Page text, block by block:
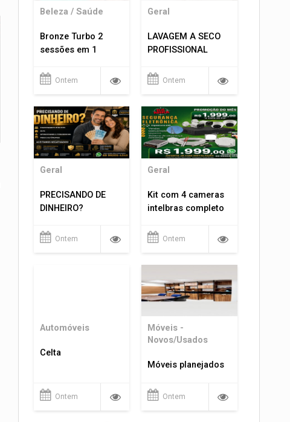
Beleza / Saúde
Bronze Turbo 2
sessões em 1
Ontem
Geral
LAVAGEM A SECO
PROFISSIONAL
Ontem
Geral
PRECISANDO DE
DINHEIRO?
Ontem
Geral
Kit com 4 cameras
intelbras completo
Ontem
Automóveis
Celta
Ontem
Móveis -
Novos/Usados
Móveis planejados
Ontem